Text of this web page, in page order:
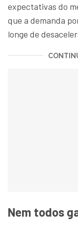
expectativas do
que a demanda
longe de
Nem todos